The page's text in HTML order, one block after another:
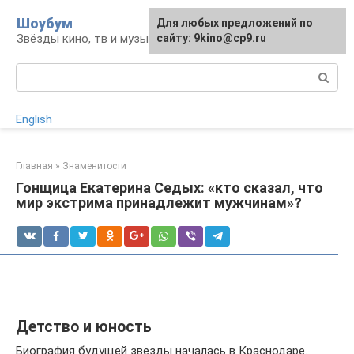
контенту
Шоубум
Звёзды кино, тв и музыки
English
Главная » Знаменитости
Гонщица Екатерина Седых: «кто сказал, что
мир экстрима принадлежит мужчинам»?
Детство и юность
Биография будущей звезды началась в Краснодаре.
Для любых предложений по
сайту: 9kino@cp9.ru